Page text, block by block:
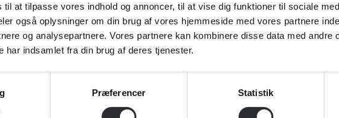
til at tilpasse vores indhold og annoncer, til at vise dig funktioner til sociale
også oplysninger om din brug af vores hjemmeside med vores partnere
og analysepartnere. Vores partnere kan kombinere disse data med andre
har indsamlet fra din brug af deres tjenester.
Præferencer Statistik
OG
Maritime Academy • Nordre Havnevej 4, 5700 Svendborg . • Tlf. 72 21 55
Genindskrivning eller